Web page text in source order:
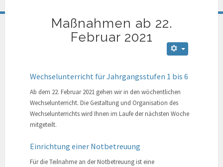
Maßnahmen ab 22.
Februar 2021
Wechselunterricht für Jahrgangsstufen 1 bis 6
Ab dem 22. Februar 2021 gehen wir in den wöchentlichen
Wechselunterricht. Die Gestaltung und Organisation des
Wechselunterrichts wird Ihnen im Laufe der nächsten Woche
mitgeteilt.
Einrichtung einer Notbetreuung
Für die Teilnahme an der Notbetreuung ist eine